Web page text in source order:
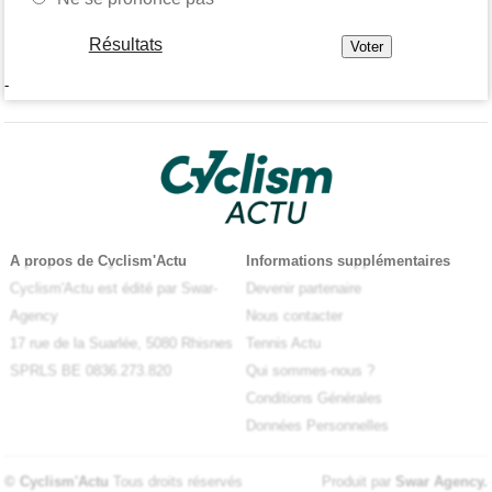
Résultats
-
A propos de Cyclism'Actu
Cyclism'Actu est édité par Swar-
Agency
17 rue de la Suarlée, 5080 Rhisnes
SPRLS BE 0836.273.820
Informations supplémentaires
Devenir partenaire
Nous contacter
Tennis Actu
Qui sommes-nous ?
Conditions Générales
Données Personnelles
© Cyclism'Actu Tous droits réservés Produit par Swar Agency.